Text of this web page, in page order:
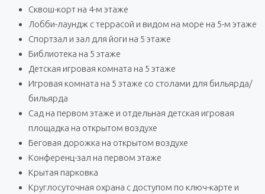
Сквош-корт на 4-м этаже
Лобби-лаундж с террасой и видом на море на 5-м этаже
Спортзал и зал для йоги на 5 этаже
Библиотека на 5 этаже
Детская игровая комната на 5 этаже
Игровая комната на 5 этаже со столами для бильярда/
бильярда
Сад на первом этаже и отдельная детская игровая
площадка на открытом воздухе
Беговая дорожка на открытом воздухе
Конференц-зал на первом этаже
Крытая парковка
Круглосуточная охрана с доступом по ключ-карте и